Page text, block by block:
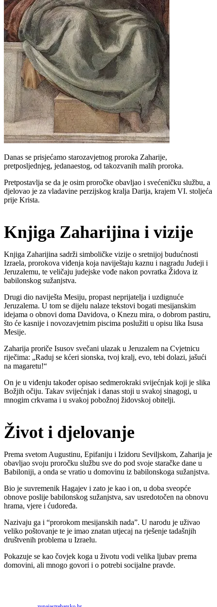
Danas se prisjećamo starozavjetnog proroka Zaharije,
pretposljednjeg, jedanaestog, od takozvanih malih proroka.
Pretpostavlja se da je osim proročke obavljao i svećeničku službu, a
djelovao je za vladavine perzijskog kralja Darija, krajem VI. stoljeća
prije Krista.
Knjiga Zaharijina i vizije
Knjiga Zaharijina sadrži simboličke vizije o sretnijoj budućnosti
Izraela, prorokova viđenja koja naviještaju kaznu i nagradu Judeji i
Jeruzalemu, te veličaju judejske vođe nakon povratka Židova iz
babilonskog sužanjstva.
Drugi dio naviješta Mesiju, propast neprijatelja i uzdignuće
Jeruzalema. U tom se dijelu nalaze tekstovi bogati mesijanskim
idejama o obnovi doma Davidova, o Knezu mira, o dobrom pastiru,
što će kasnije i novozavjetnim piscima poslužiti u opisu lika Isusa
Mesije.
Zaharija proriče Isusov svečani ulazak u Jeruzalem na Cvjetnicu
riječima: „Raduj se kćeri sionska, tvoj kralj, evo, tebi dolazi, jašući
na magaretu!“
On je u viđenju također opisao sedmerokraki svijećnjak koji je slika
Božjih očiju. Takav svijećnjak i danas stoji u svakoj sinagogi, u
mnogim crkvama i u svakoj pobožnoj židovskoj obitelji.
Život i djelovanje
Prema svetom Augustinu, Epifaniju i Izidoru Seviljskom, Zaharija je
obavljao svoju proročku službu sve do pod svoje staračke dane u
Babiloniji, a onda se vratio u domovinu iz babilonskoga sužanjstva.
Bio je suvremenik Hagajev i zato je kao i on, u doba sveopće
obnove poslije babilonskog sužanjstva, sav usredotočen na obnovu
hrama, vjere i ćudoređa.
Nazivaju ga i “prorokom mesijanskih nada”. U narodu je uživao
veliko poštovanje te je imao znatan utjecaj na rješenje tadašnjih
društvenih problema u Izraelu.
Pokazuje se kao čovjek koga u životu vodi velika ljubav prema
domovini, ali mnogo govori i o potrebi socijalne pravde.